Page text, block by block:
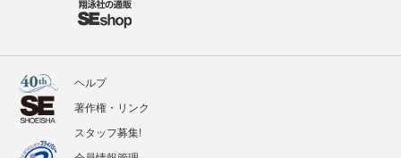
ヘルプ
著作権・リンク
スタッフ募集!